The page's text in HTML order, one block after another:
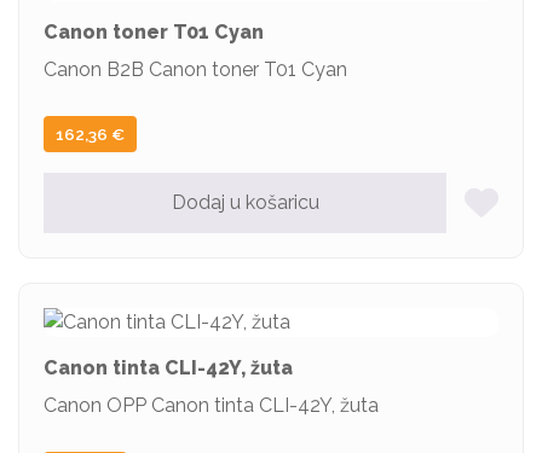
Canon toner T01 Cyan
Canon B2B Canon toner T01 Cyan
162,36 €
Dodaj u košaricu
Canon tinta CLI-42Y, žuta
Canon OPP Canon tinta CLI-42Y, žuta